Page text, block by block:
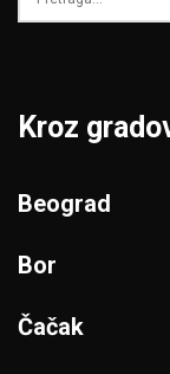
Kroz
Beograd
Bor
Čačak